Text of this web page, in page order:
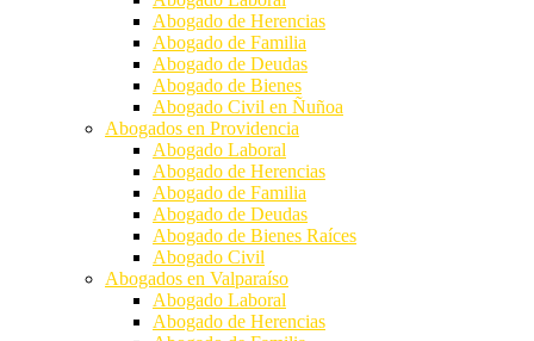
Abogado de Herencias
Abogado de Familia
Abogado de Deudas
Abogado de Bienes
Abogado Civil en Ñuñoa
Abogados en Providencia
Abogado Laboral
Abogado de Herencias
Abogado de Familia
Abogado de Deudas
Abogado de Bienes Raíces
Abogado Civil
Abogados en Valparaíso
Abogado Laboral
Abogado de Herencias